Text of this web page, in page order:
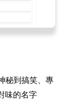
秘到搞笑、專
味的名字